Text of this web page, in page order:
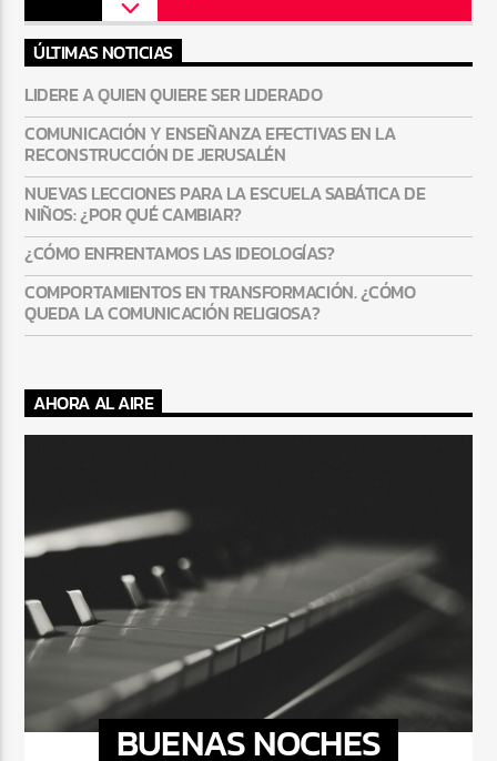
ÚLTIMAS NOTICIAS
LIDERE A QUIEN QUIERE SER LIDERADO
COMUNICACIÓN Y ENSEÑANZA EFECTIVAS EN LA
RECONSTRUCCIÓN DE JERUSALÉN
NUEVAS LECCIONES PARA LA ESCUELA SABÁTICA DE
NIÑOS: ¿POR QUÉ CAMBIAR?
¿CÓMO ENFRENTAMOS LAS IDEOLOGÍAS?
COMPORTAMIENTOS EN TRANSFORMACIÓN. ¿CÓMO
QUEDA LA COMUNICACIÓN RELIGIOSA?
AHORA AL AIRE
BUENAS NOCHES